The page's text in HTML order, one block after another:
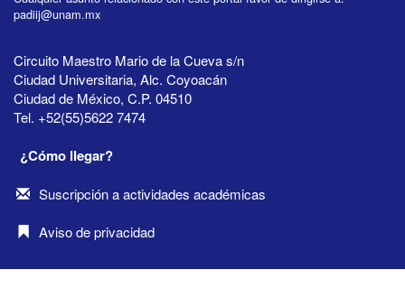
padiij@unam.mx
Circuito Maestro Mario de la Cueva s/n
Ciudad Universitaria, Alc. Coyoacán
Ciudad de México, C.P. 04510
Tel. +52(55)5622 7474
¿Cómo llegar?
Suscripción a actividades académicas
Aviso de privacidad